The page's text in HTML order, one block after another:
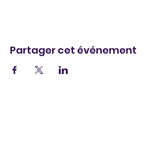
Partager cet événement